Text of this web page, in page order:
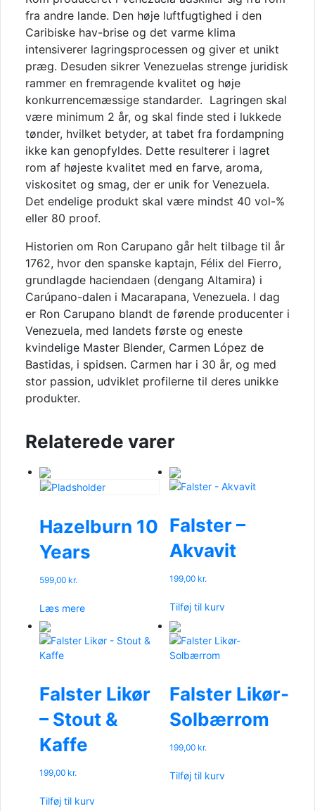
fra andre lande. Den høje luftfugtighed i den
Caribiske hav-brise og det varme klima
intensiverer lagringsprocessen og giver et unikt
præg. Desuden sikrer Venezuelas strenge juridisk
rammer en fremragende kvalitet og høje
konkurrencemæssige standarder. Lagringen skal
være minimum 2 år, og skal finde sted i lukkede
tønder, hvilket betyder, at tabet fra fordampning
ikke kan genopfyldes. Dette resulterer i lagret
rom af højeste kvalitet med en farve, aroma,
viskositet og smag, der er unik for Venezuela.
Det endelige produkt skal være mindst 40 vol-%
eller 80 proof.
Historien om Ron Carupano går helt tilbage til år
1762, hvor den spanske kaptajn, Félix del Fierro,
grundlagde haciendaen (dengang Altamira) i
Carúpano-dalen i Macarapana, Venezuela. I dag
er Ron Carupano blandt de førende producenter i
Venezuela, med landets første og eneste
kvindelige Master Blender, Carmen López de
Bastidas, i spidsen. Carmen har i 30 år, og med
stor passion, udviklet profilerne til deres unikke
produkter.
Relaterede varer
Hazelburn 10
Years
599,00 kr.
Læs mere
Falster –
Akvavit
199,00 kr.
Tilføj til kurv
Falster Likør
– Stout &
Kaffe
199,00 kr.
Tilføj til kurv
Falster Likør-
Solbærrom
199,00 kr.
Tilføj til kurv